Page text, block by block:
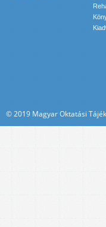
© 2019 Magyar Oktatási